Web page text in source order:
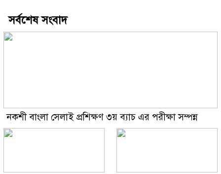
সর্বশেষ সংবাদ
নকশী বাংলা সেলাই প্রশিক্ষণ ৩য় ব্যাচ এর পরীক্ষা সম্পন্ন